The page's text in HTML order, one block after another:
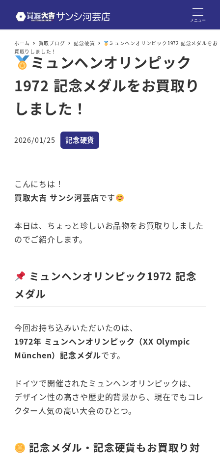
メニュー
ホーム 買取ブログ 記念硬貨
ミュンヘンオリンピック1972 記念メダルをお
買取りしました！
ミュンヘンオリンピック
1972 記念メダルをお買取り
しました！
投稿日
2026/01/25 カテゴリー
記念硬貨
こんにちは！
買取大吉 サンシ河芸店です
本日は、ちょっと珍しいお品物をお買取りしました
のでご紹介します。
ミュンヘンオリンピック1972 記念
メダル
今回お持ち込みいただいたのは、
1972年 ミュンヘンオリンピック（XX Olympic
München）記念メダルです。
ドイツで開催されたミュンヘンオリンピックは、
デザイン性の高さや歴史的背景から、現在でもコレ
クター人気の高い大会のひとつ。
記念メダル・記念硬貨もお買取り対